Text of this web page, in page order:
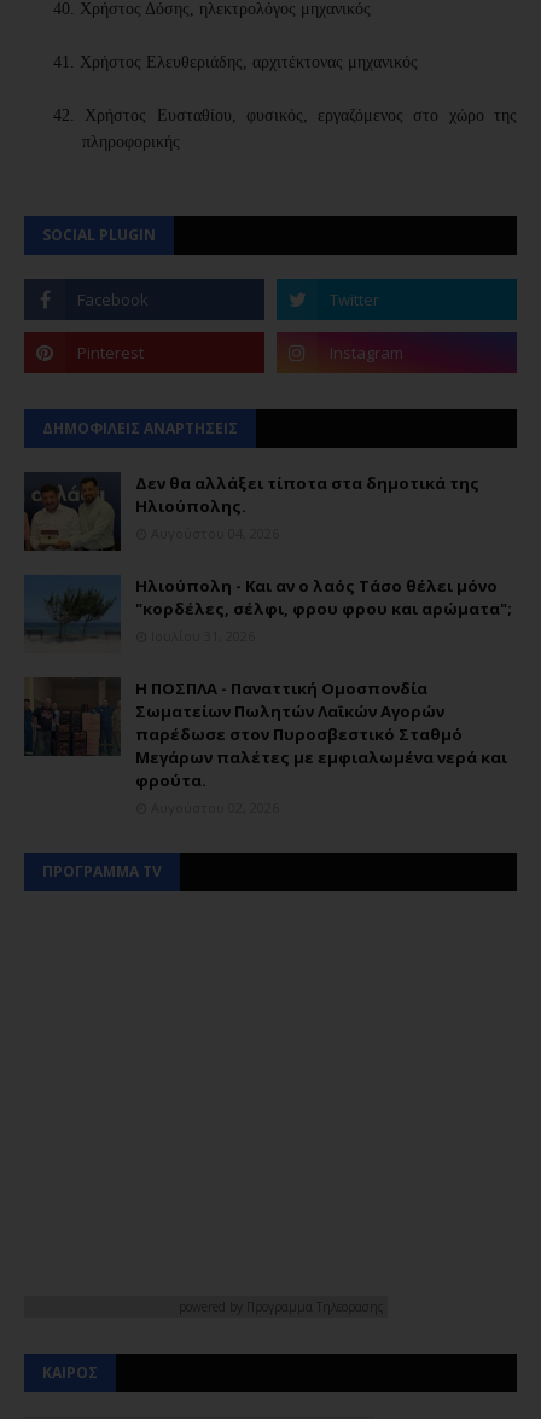
40. Χρήστος Δόσης, ηλεκτρολόγος μηχανικός
41. Χρήστος Ελευθεριάδης, αρχιτέκτονας μηχανικός
42. Χρήστος Ευσταθίου, φυσικός, εργαζόμενος στο χώρο της
πληροφορικής
SOCIAL PLUGIN
ΔΗΜΟΦΙΛΕΙΣ ΑΝΑΡΤΗΣΕΙΣ
Δεν θα αλλάξει τίποτα στα δημοτικά της
Ηλιούπολης.
Ηλιούπολη - Και αν ο λαός Τάσο θέλει μόνο
"κορδέλες, σέλφι, φρου φρου και αρώματα";
Η ΠΟΣΠΛΑ - Παναττική Ομοσπονδία
Σωματείων Πωλητών Λαϊκών Αγορών
παρέδωσε στον Πυροσβεστικό Σταθμό
Μεγάρων παλέτες με εμφιαλωμένα νερά και
φρούτα.
ΠΡΟΓΡΑΜΜΑ TV
ΚΑΙΡΟΣ